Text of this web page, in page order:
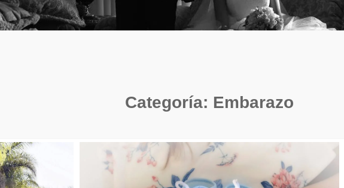
Categoría: Embarazo